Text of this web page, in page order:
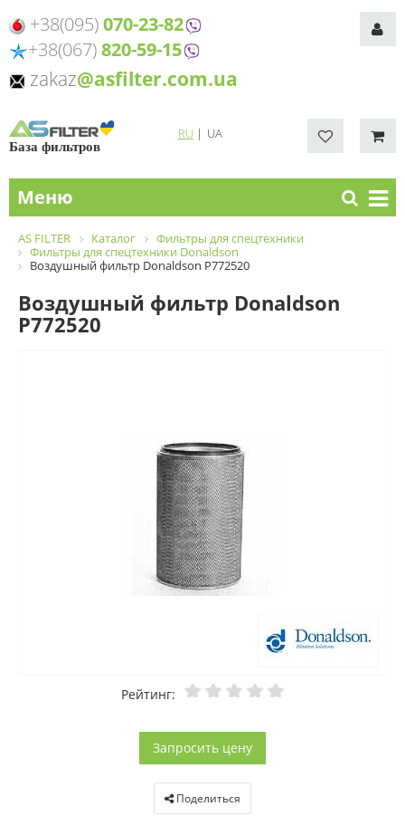
+38(095)070-23-82
+38(067)820-59-15
zakaz@asfilter.com.ua
База фильтров
RU| UA
Меню
AS FILTER Каталог
Фильтры для спецтехники
Фильтры для спецтехники Donaldson
Воздушный фильтр Donaldson P772520
Воздушный фильтр Donaldson
P772520
Рейтинг:
Запросить цену
Поделиться